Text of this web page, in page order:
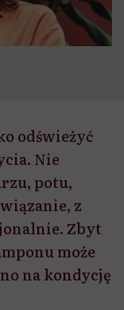
odświeżyć
Nie
potu,
z
Zbyt
może
na kondycję